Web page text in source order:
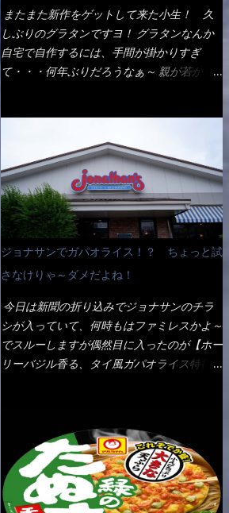
した。 良いじゃないか～...
も揚げたての熱々です。 これを難なく完食
出来なければ、漢では無い！と云っても過言
ではないだろう。 この他も、兎に角ボリュ
ーム満点で＜薄カツ＞と呼ばれるメニュー
が薄いから、2枚乗せにしたらしいけ
メラや日清からも出されている、辛口のラー
メンじゃん！！ 酸っぱくしたら、酸辣湯
麺？なんてね。 よし今日のサラメシは、宮
崎辛麺にしよう！ それではまず袋を開ける
ない姿・・・何だかチョッと高級感的
な・・・だって透明なトレイに並んだ棒状麺
なんて見慣れないからねぇ～（コストがかか
る） 袋の裏側を見ると、韮とか卵の用意を
勧めている。 それなばらと冷蔵庫にあっ
た、黒豆モヤシ・韮・生卵を用意しました。
まず鍋1で湯を沸かし、麺を茹でる！ 小鍋
で別に湯を沸かし卵を溶きながら投入～ 次
にモヤシを入れて、粉末スープを投入！！
上がったら、丼へ入れてから小鍋のスープを
丼の中へ 最後に小鍋の具を上にかけ、韮の
葉の部分をドサッと乗せて調味油を入れて完
成です。 どうでしょう？ 見た目 Goodデ
イ・ノンスチーム製法で仕上げた、生めんに
近い風味のストレートめんです。 豚の旨味
に数種類の唐辛子、ニンニクを加えた辛さと
コクが凝縮された醤油ベースのスープです。
調味油に赤ラー油とごま油を使用することに
またまた新作をゲットして来た小生！ 久
しぶりのグラタンですヨ！ グラタンなんか
自宅で自作するには、手間が掛かりすぎ
て・・・何年ぶりだろうなぁ～ 親が若かり
らしいですよ！ 何処からの情報？ ウィキ
ペディアから・・・そうだろうな～笑 電子
レンジで弱めのワット（小生は500Wで3分
程度）温めてテーブルへ これ店舗の調理場
で、製造しているけど考えるに大き目のオー
ブン皿で焼いて、大凡の目安で小分けにして
いるようで、パックをよーく見たら表面のチ
ーズの乗り具合に結構な差が出ていた・・・
チーズに焦げ目が付いているのを、しっかり
確認し買うことをオススメします。（取り分
け量にも若干有り差がでてるだろう） 早速
タバスコを振りかけて食べてみると・・・結
使ってみたら、これが凄くうまくすくえるん
だよねぇ～（このスプーン当たりだね） 今
回新作のグラタンを頂きましたが、まずまず
の美味しさとダイソーのカレースプーンの。
すくい上げ力の良さを再度認識できました。
ジョナサンでガパオライス！？ ちょっと試
さなけりゃ～ダメだよね！
今日は新聞の折り込みでジョナサンのチラ
シが入っていて、何時もはファミレスかよ～
でスルーしますが偶然目に入ったのが【ホー
リーバジル香る、タイ風ガパオライス特得ク
て・・・今日じゃん！！ そこで近くのお店
へ・・・・ モーニング以外の通常メニュー
は、10:30以降に提供されるので10:40頃に店
内へ 私は基本的、どの店に行っても同じメ